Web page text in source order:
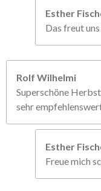
Esther
Das freut
Rolf Wilhelmi
Superschöne
sehr
Esther
Freue mich